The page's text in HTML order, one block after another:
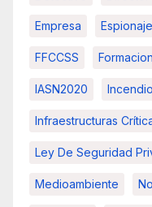
Empresa Espionaje
FFCCSS Formacion
IASN2020
Infraestructuras
Ley De Seguridad
Medioambiente